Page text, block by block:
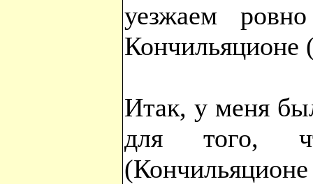
уезжаем
Итак, у меня
для того,